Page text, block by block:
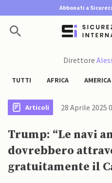
Abbonati a
Direttore
TUTTI AFRICA
Articoli 28 Aprile 2025
Trump: “Le navi
dovrebbero
gratuitamente il